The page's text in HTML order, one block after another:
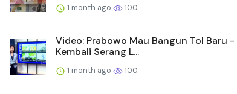
1 month ago 100
Video: Prabowo Mau Bangun Tol Baru -
Kembali Serang L...
1 month ago 100